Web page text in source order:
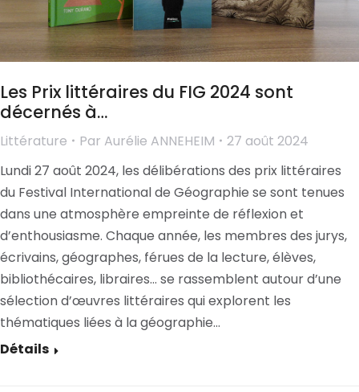
Les Prix littéraires du FIG 2024 sont
décernés à…
Littérature Par Aurélie ANNEHEIM
27 août 2024
Lundi 27 août 2024, les délibérations des prix littéraires
du Festival International de Géographie se sont tenues
dans une atmosphère empreinte de réflexion et
d’enthousiasme. Chaque année, les membres des jurys,
écrivains, géographes, férues de la lecture, élèves,
bibliothécaires, libraires… se rassemblent autour d’une
sélection d’œuvres littéraires qui explorent les
thématiques liées à la géographie…
Détails